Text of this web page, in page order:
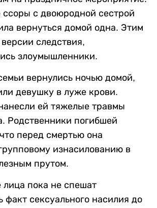
ссоры с двоюродной сестрой
вернуться домой одна. Этим
следствия,
злоумышленники.
вернулись ночью домой,
девушку в луже крови.
ей тяжелые травмы
Родственники погибшей
перед смертью она
изнасилованию в
прутом.
пока не спешат
факт сексуального насилия до